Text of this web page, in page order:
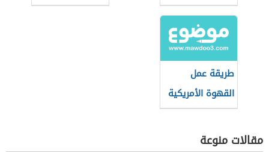
طريقة عمل
القهوة الأمريكية
في البيت
مقالات منوعة